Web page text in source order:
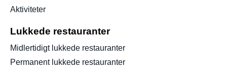
Aktiviteter
Lukkede restauranter
Midlertidigt lukkede restauranter
Permanent lukkede restauranter